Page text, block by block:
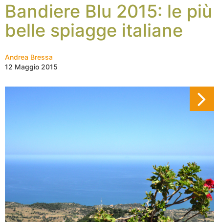
Bandiere Blu 2015: le più
belle spiagge italiane
Andrea Bressa
12 Maggio 2015